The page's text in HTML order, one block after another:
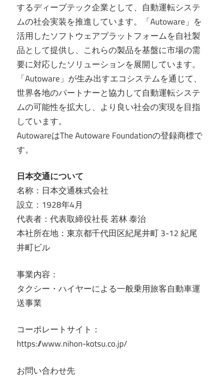
するディープテック企業として、自動運転システ
ムの社会実装を推進しています。「Autoware」を
活用したソフトウェアプラットフォームを自社製
品として提供し、これらの製品を基盤に市場の需
要に対応したソリューションを展開しています。
「Autoware」が生み出すエコシステムを通じて、
世界各地のパートナーと協力して自動運転システ
ムの可能性を拡大し、より良い社会の実現を目指
しています。
AutowareはThe Autoware Foundationの登録商標で
す。
日本交通について
名称：日本交通株式会社
設立：1928年4月
代表者：代表取締役社長 若林 泰治
本社所在地：東京都千代田区紀尾井町 3-12 紀尾
井町ビル
事業内容：
タクシー・ハイヤーによる一般乗用旅客自動車運
送事業
コーポレートサイト：
https://www.nihon-kotsu.co.jp/
お問い合わせ先